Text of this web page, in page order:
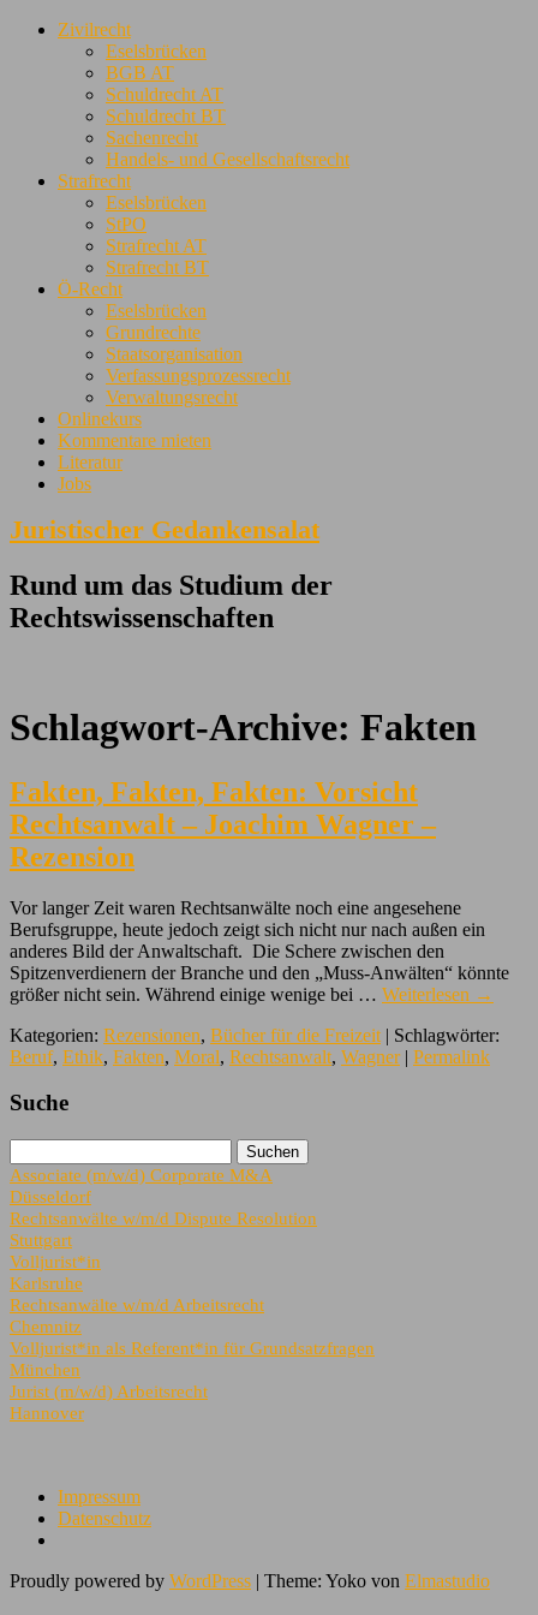
Zivilrecht
Eselsbrücken
BGB AT
Schuldrecht AT
Schuldrecht BT
Sachenrecht
Handels- und Gesellschaftsrecht
Strafrecht
Eselsbrücken
StPO
Strafrecht AT
Strafrecht BT
Ö-Recht
Eselsbrücken
Grundrechte
Staatsorganisation
Verfassungsprozessrecht
Verwaltungsrecht
Onlinekurs
Kommentare mieten
Literatur
Jobs
Juristischer Gedankensalat
Rund um das Studium der
Rechtswissenschaften
Schlagwort-Archive: Fakten
Fakten, Fakten, Fakten: Vorsicht
Rechtsanwalt – Joachim Wagner –
Rezension
Vor langer Zeit waren Rechtsanwälte noch eine angesehene
Berufsgruppe, heute jedoch zeigt sich nicht nur nach außen ein
anderes Bild der Anwaltschaft. Die Schere zwischen den
Spitzenverdienern der Branche und den „Muss-Anwälten“ könnte
größer nicht sein. Während einige wenige bei … Weiterlesen →
Kategorien: Rezensionen, Bücher für die Freizeit | Schlagwörter:
Beruf, Ethik, Fakten, Moral, Rechtsanwalt, Wagner| Permalink
Suche
Associate (m/w/d) Corporate M&A
Düsseldorf
Rechtsanwälte w/m/d Dispute Resolution
Stuttgart
Volljurist*in
Karlsruhe
Rechtsanwälte w/m/d Arbeitsrecht
Chemnitz
Volljurist*in als Referent*in für Grundsatzfragen
München
Jurist (m/w/d) Arbeitsrecht
Hannover
Impressum
Datenschutz
Proudly powered by WordPress | Theme: Yoko von Elmastudio